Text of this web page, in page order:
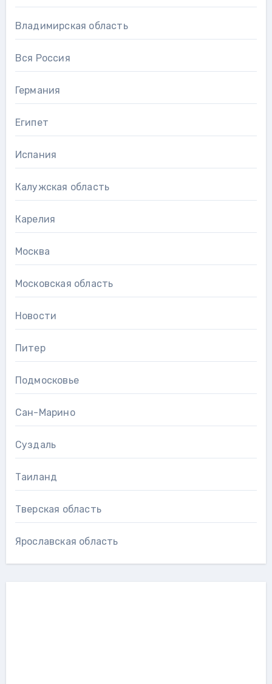
Владимирская область
Вся Россия
Германия
Египет
Испания
Калужская область
Карелия
Москва
Московская область
Новости
Питер
Подмосковье
Сан-Марино
Суздаль
Таиланд
Тверская область
Ярославская область